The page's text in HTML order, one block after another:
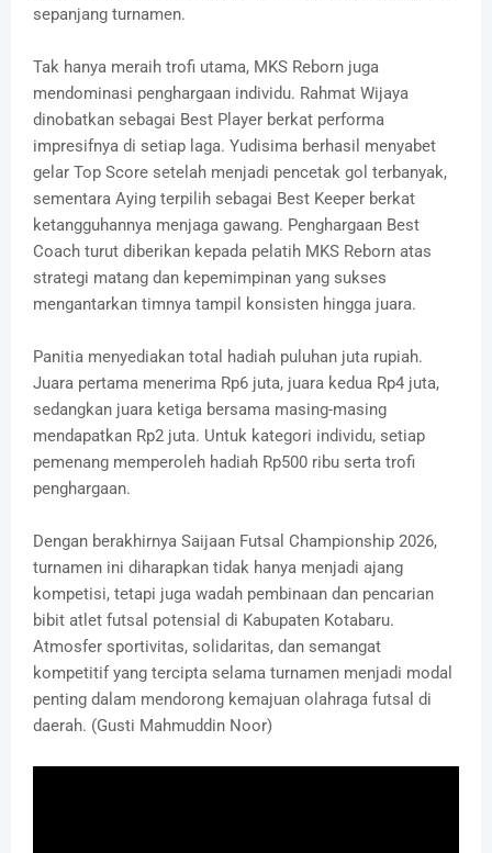
sepanjang turnamen.
Tak hanya meraih trofi utama, MKS Reborn juga
mendominasi penghargaan individu. Rahmat Wijaya
dinobatkan sebagai Best Player berkat performa
impresifnya di setiap laga. Yudisima berhasil menyabet
gelar Top Score setelah menjadi pencetak gol terbanyak,
sementara Aying terpilih sebagai Best Keeper berkat
ketangguhannya menjaga gawang. Penghargaan Best
Coach turut diberikan kepada pelatih MKS Reborn atas
strategi matang dan kepemimpinan yang sukses
mengantarkan timnya tampil konsisten hingga juara.
Panitia menyediakan total hadiah puluhan juta rupiah.
Juara pertama menerima Rp6 juta, juara kedua Rp4 juta,
sedangkan juara ketiga bersama masing-masing
mendapatkan Rp2 juta. Untuk kategori individu, setiap
pemenang memperoleh hadiah Rp500 ribu serta trofi
penghargaan.
Dengan berakhirnya Saijaan Futsal Championship 2026,
turnamen ini diharapkan tidak hanya menjadi ajang
kompetisi, tetapi juga wadah pembinaan dan pencarian
bibit atlet futsal potensial di Kabupaten Kotabaru.
Atmosfer sportivitas, solidaritas, dan semangat
kompetitif yang tercipta selama turnamen menjadi modal
penting dalam mendorong kemajuan olahraga futsal di
daerah. (Gusti Mahmuddin Noor)